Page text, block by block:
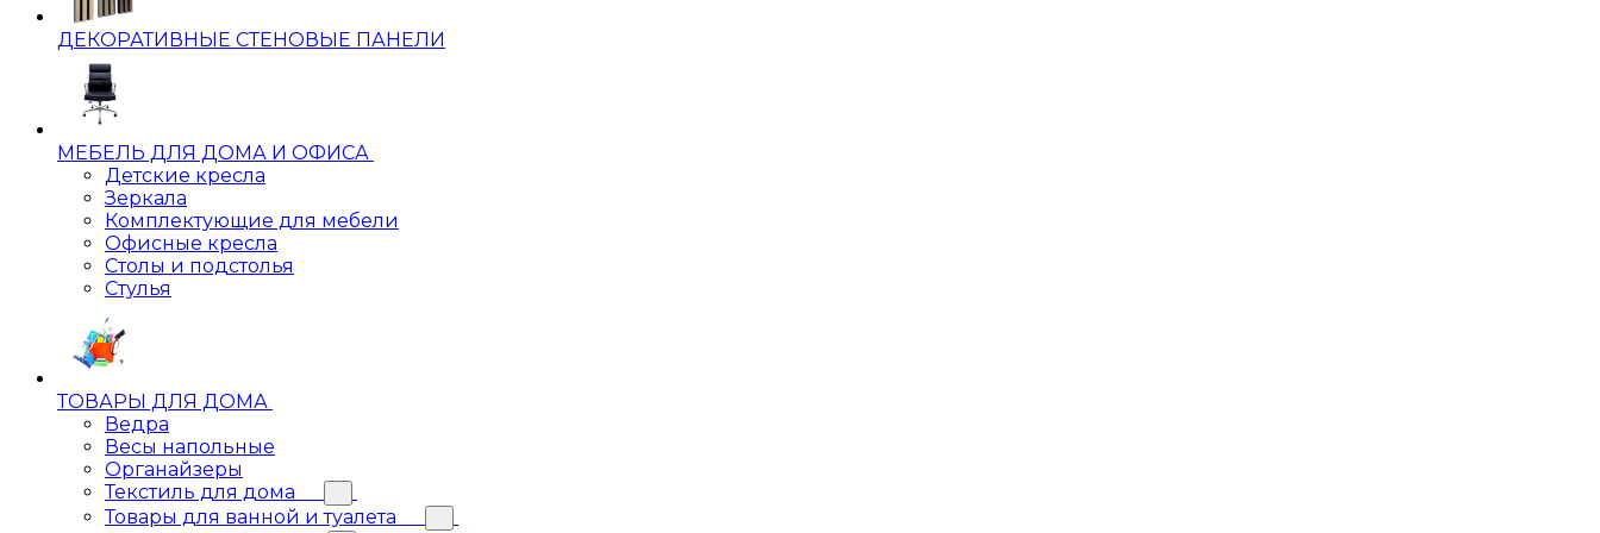
ДЕКОРАТИВНЫЕ СТЕНОВЫЕ ПАНЕЛИ
МЕБЕЛЬ ДЛЯ ДОМА И ОФИСА
Детские кресла
Зеркала
Комплектующие для мебели
Офисные кресла
Столы и подстолья
Стулья
ТОВАРЫ ДЛЯ ДОМА
Ведра
Весы напольные
Органайзеры
Текстиль для дома
Товары для ванной и туалета